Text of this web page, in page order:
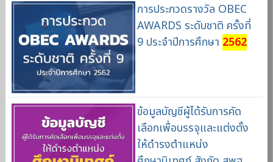
การประกวดรางวัล OBEC
AWARDS ระดับชาติ ครั้งที่
9 ประจำปีการศึกษา 2562
ข้อมูลบัญชีผู้ได้รับการคัด
เลือกเพื่อบรรจุและแต่งตั้ง
ให้ดำรงตำแหน่ง